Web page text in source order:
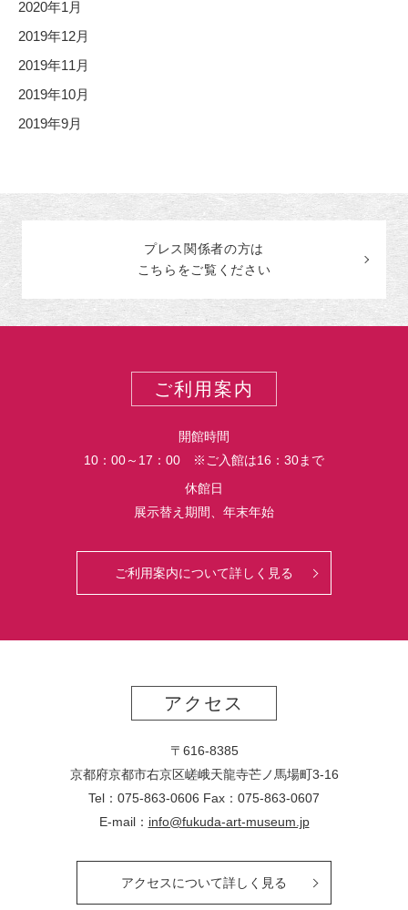
2020年1月
2019年12月
2019年11月
2019年10月
2019年9月
プレス関係者の方は
こちらをご覧ください
ご利用案内
開館時間
10：00～17：00 ※ご入館は16：30まで
休館日
展示替え期間、年末年始
ご利用案内について詳しく見る
アクセス
〒616-8385
京都府京都市右京区嵯峨天龍寺芒ノ馬場町3-16
Tel：075-863-0606 Fax：075-863-0607
E-mail： info@fukuda-art-museum.jp
アクセスについて詳しく見る